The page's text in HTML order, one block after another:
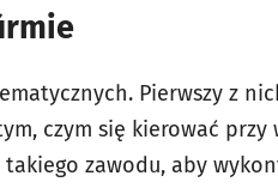
Pierwszy z
czym się kierować przy
zawodu, aby